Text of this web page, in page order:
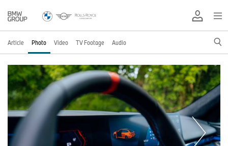
Article Photo Video TV Footage Audio